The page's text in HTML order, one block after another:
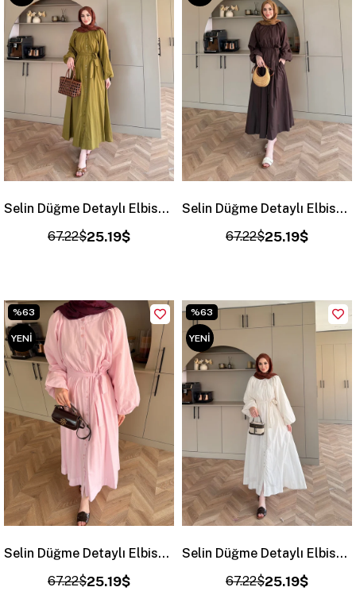
Selin Düğme Detaylı Elbise Yağ Yeşili (2277)
25.19$
67.22$
ÜRÜN
Selin Düğme Detaylı Elbise Acı Kahve (2277)
25.19$
67.22$
ÜRÜN
Selin Düğme Detaylı Elbise Pembe (2277)
25.19$
67.22$
%63
YENI
ÜRÜN
Selin Düğme Detaylı Elbise Beyaz (2277)
25.19$
67.22$
%63
YENI
ÜRÜN